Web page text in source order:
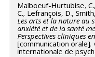
Malboeuf-Hurtubise,
C., Lefrançois, D.,
Les arts et la nature au
anxiété et de la santé
Perspectives cliniques
[communication orale].
internationale de